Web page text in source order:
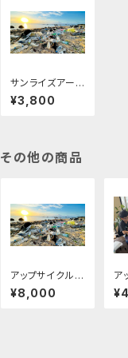
サンライズアー
スクリーンツア
ー
¥3,800
その他の商品
アップサイクルワ
ークショップ付サ
ンライズアース
¥8,000
ア
ー